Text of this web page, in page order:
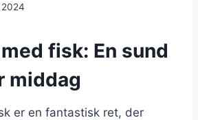
fisk: En sund
middag
er en fantastisk ret, der